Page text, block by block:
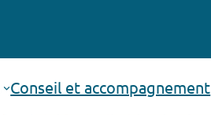
Conseil et accompagnement